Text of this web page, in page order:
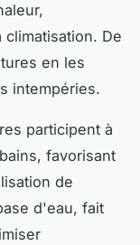
De
en les
intempéries.
participent à
favorisant
de
d'eau, fait